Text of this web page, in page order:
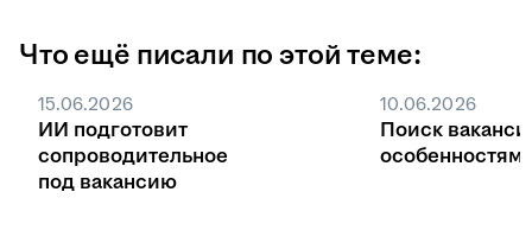
Что ещё писали по этой теме:
15.06.2026
ИИ подготовит
сопроводительное
под вакансию
10.06.2026
Поиск